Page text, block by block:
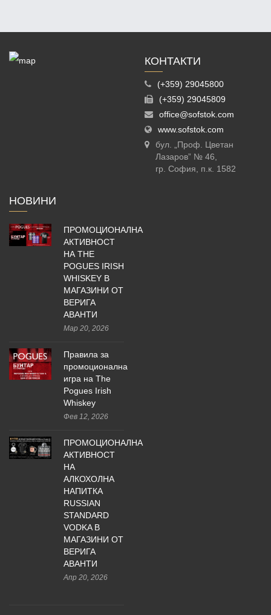
КОНТАКТИ
(+359) 29045800
(+359) 29045809
office@sofstok.com
www.sofstok.com
бул. „Проф. Цветан
Лазаров” № 46,
гр. София, п.к. 1582
НОВИНИ
ПРОМОЦИОНАЛНА
АКТИВНОСТ
НА THE
POGUES IRISH
WHISKEY В
МАГАЗИНИ ОТ
ВЕРИГА
АВАНТИ
Мар 20, 2026
Правила за
промоционална
игра на The
Pogues Irish
Whiskey
Фев 12, 2026
ПРОМОЦИОНАЛНА
АКТИВНОСТ
НА
АЛКОХОЛНА
НАПИТКА
RUSSIAN
STANDARD
VODKA В
МАГАЗИНИ ОТ
ВЕРИГА
АВАНТИ
Апр 20, 2026